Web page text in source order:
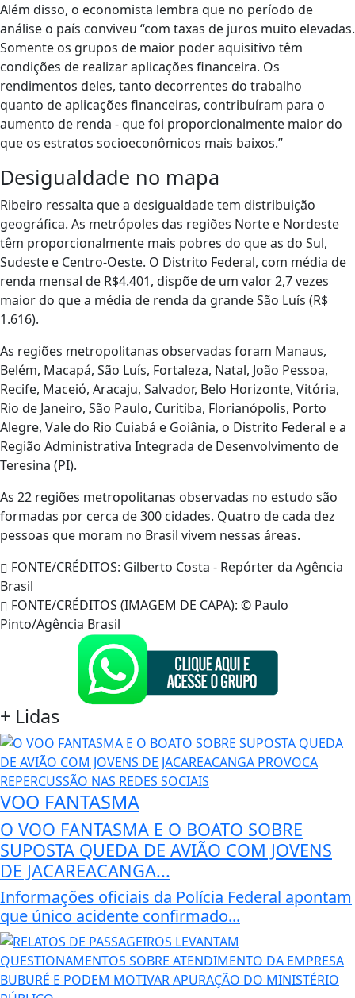
Além disso, o economista lembra que no período de
análise o país conviveu “com taxas de juros muito elevadas.
Somente os grupos de maior poder aquisitivo têm
condições de realizar aplicações financeira. Os
rendimentos deles, tanto decorrentes do trabalho
quanto de aplicações financeiras, contribuíram para o
aumento de renda - que foi proporcionalmente maior do
que os estratos socioeconômicos mais baixos.”
Desigualdade no mapa
Ribeiro ressalta que a desigualdade tem distribuição
geográfica. As metrópoles das regiões Norte e Nordeste
têm proporcionalmente mais pobres do que as do Sul,
Sudeste e Centro-Oeste. O Distrito Federal, com média de
renda mensal de R$4.401, dispõe de um valor 2,7 vezes
maior do que a média de renda da grande São Luís (R$
1.616).
As regiões metropolitanas observadas foram Manaus,
Belém, Macapá, São Luís, Fortaleza, Natal, João Pessoa,
Recife, Maceió, Aracaju, Salvador, Belo Horizonte, Vitória,
Rio de Janeiro, São Paulo, Curitiba, Florianópolis, Porto
Alegre, Vale do Rio Cuiabá e Goiânia, o Distrito Federal e a
Região Administrativa Integrada de Desenvolvimento de
Teresina (PI).
As 22 regiões metropolitanas observadas no estudo são
formadas por cerca de 300 cidades. Quatro de cada dez
pessoas que moram no Brasil vivem nessas áreas.
FONTE/CRÉDITOS: Gilberto Costa - Repórter da Agência
Brasil
FONTE/CRÉDITOS (IMAGEM DE CAPA): © Paulo
Pinto/Agência Brasil
+ Lidas
VOO FANTASMA
O VOO FANTASMA E O BOATO SOBRE
SUPOSTA QUEDA DE AVIÃO COM JOVENS
DE JACAREACANGA...
Informações oficiais da Polícia Federal apontam
que único acidente confirmado...